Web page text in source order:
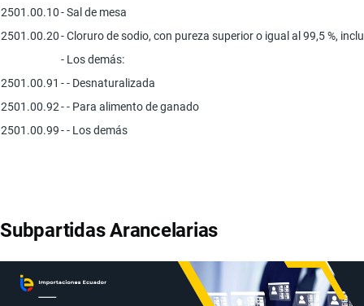
2501.00.10- Sal de mesa
2501.00.20- Cloruro de sodio, con pureza superior o igual al 99,5 %,
- Los demás:
2501.00.91 - - Desnaturalizada
2501.00.92- - Para alimento de ganado
2501.00.99- - Los demás
Subpartidas Arancelarias